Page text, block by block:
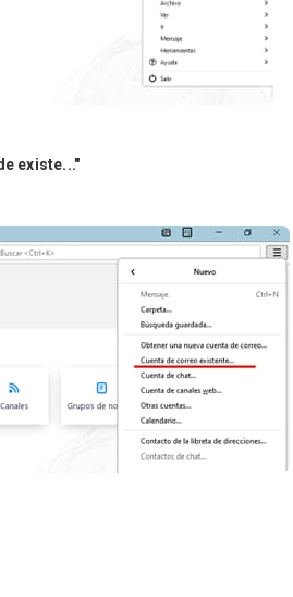
existe..."